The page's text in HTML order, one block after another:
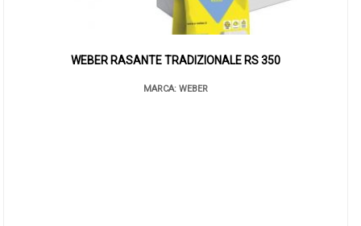
WEBER RASANTE TRADIZIONALE RS 350
MARCA: WEBER